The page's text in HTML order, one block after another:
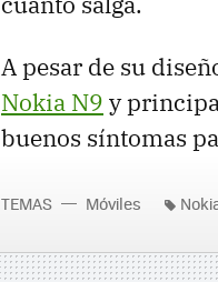
A pesar de su
Nokia N9 y
buenos síntomas
TEMAS Móviles